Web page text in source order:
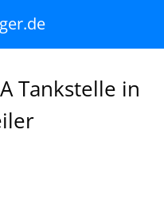
Tankstelle in